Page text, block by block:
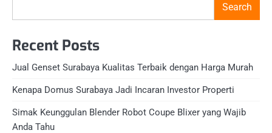
Search
Recent Posts
Jual Genset Surabaya Kualitas Terbaik dengan Harga Murah
Kenapa Domus Surabaya Jadi Incaran Investor Properti
Simak Keunggulan Blender Robot Coupe Blixer yang Wajib
Anda Tahu